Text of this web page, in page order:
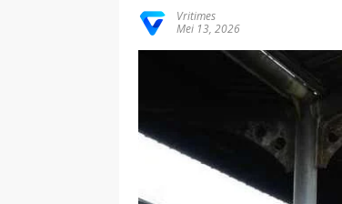
Vritimes
Mei 13, 2026